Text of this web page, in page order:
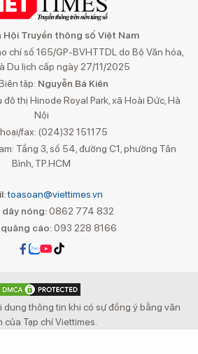
Hội Truyền thông số Việt Nam
chí số 165/GP-BVHTTDL do Bộ Văn hóa,
Du lịch cấp ngày 27/11/2025
tập: Nguyễn Bá Kiên
đô thị Hinode Royal Park, xã Hoài Đức, Hà
Nội
fax: (024)32 151175
Tầng 3, số 54, đường C1, phường Tân
Bình, TP.HCM
toasoan@viettimes.vn
nóng: 0862 774 832
cáo:093 228 8166
thông tin khi có sự đồng ý bằng văn
của Tạp chí Viettimes.